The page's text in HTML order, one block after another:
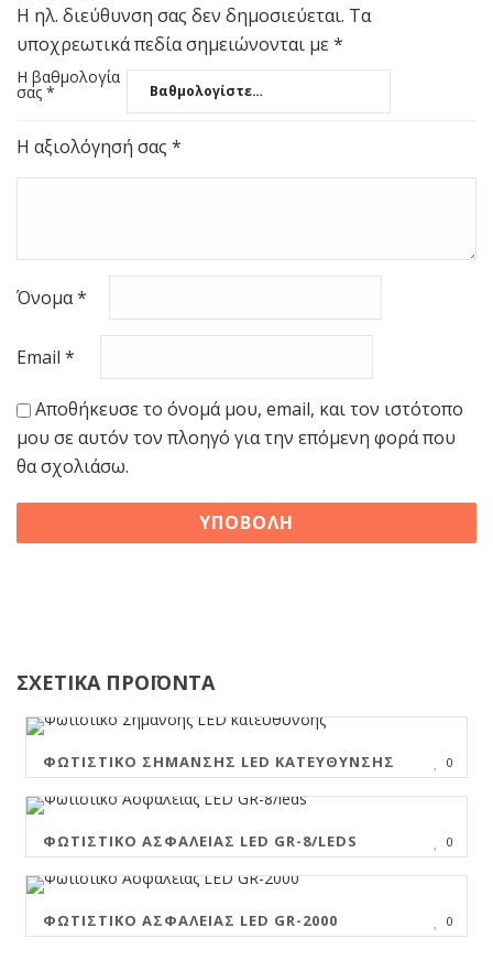
Η ηλ. διεύθυνση σας δεν δημοσιεύεται. Τα
υποχρεωτικά πεδία σημειώνονται με*
Η βαθμολογία
σας *
Η αξιολόγησή σας *
Όνομα*
Email *
Αποθήκευσε το όνομά μου, email, και τον ιστότοπο
μου σε αυτόν τον πλοηγό για την επόμενη φορά που
θα σχολιάσω.
ΣΧΕΤΙΚΑ ΠΡΟΪΟΝΤΑ
0
ΦΩΤΙΣΤΙΚΌ ΣΉΜΑΝΣΗΣ LED ΚΑΤΕΎΘΥΝΣΗΣ
0
ΦΩΤΙΣΤΙΚΌ ΑΣΦΑΛΕΊΑΣ LED GR-8/LEDS
0
ΦΩΤΙΣΤΙΚΌ ΑΣΦΑΛΕΊΑΣ LED GR-2000